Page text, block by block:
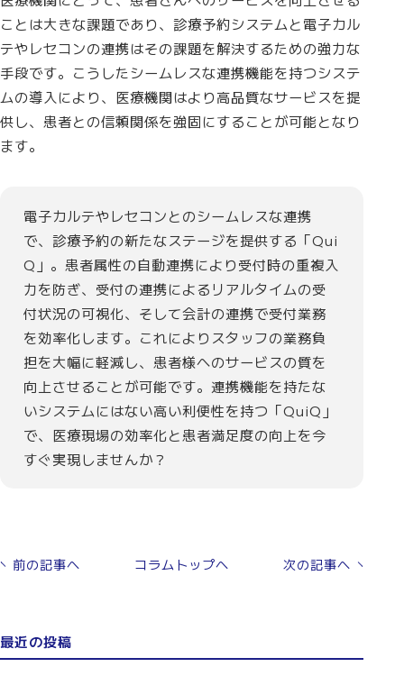
ことは大きな課題であり、診療予約システムと電子カル
テやレセコンの連携はその課題を解決するための強力な
手段です。こうしたシームレスな連携機能を持つシステ
ムの導入により、医療機関はより高品質なサービスを提
供し、患者との信頼関係を強固にすることが可能となり
ます。
電子カルテやレセコンとのシームレスな連携
で、診療予約の新たなステージを提供する「Qui
Q」。患者属性の自動連携により受付時の重複入
力を防ぎ、受付の連携によるリアルタイムの受
付状況の可視化、そして会計の連携で受付業務
を効率化します。これによりスタッフの業務負
担を大幅に軽減し、患者様へのサービスの質を
向上させることが可能です。連携機能を持たな
いシステムにはない高い利便性を持つ「QuiQ」
で、医療現場の効率化と患者満足度の向上を今
すぐ実現しませんか？
前の記事へ コラムトップへ 次の記事へ
最近の投稿